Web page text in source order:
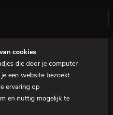
cookies
die door je computer
een website bezoekt.
ervaring op
en nuttig mogelijk te
PC's
Prebuilds